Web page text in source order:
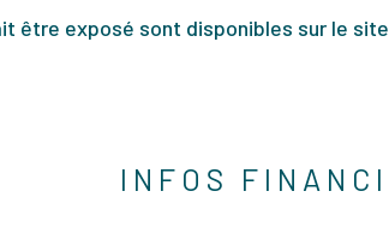
être exposé sont disponibles sur le site
INFOS